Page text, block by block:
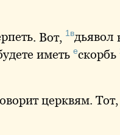
. Вот, 1вдьявол
иметь ескорбь
церквям. Тот,